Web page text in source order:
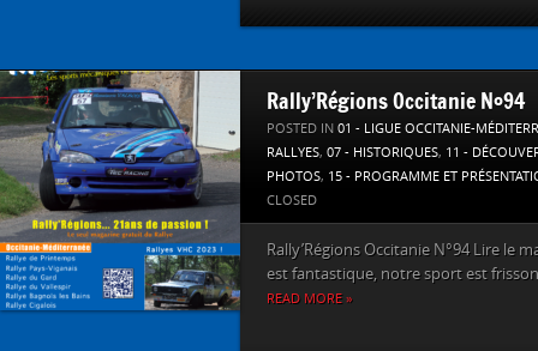
Rally’Régions Occitanie N°94
POSTED IN 01 - LIGUE OCCITANIE-
RALLYES, 07 - HISTORIQUES, 11 -
PHOTOS, 15 - PROGRAMME ET
CLOSED
Rally’Régions Occitanie N°94 Lire le
est fantastique, notre sport est
READ MORE »